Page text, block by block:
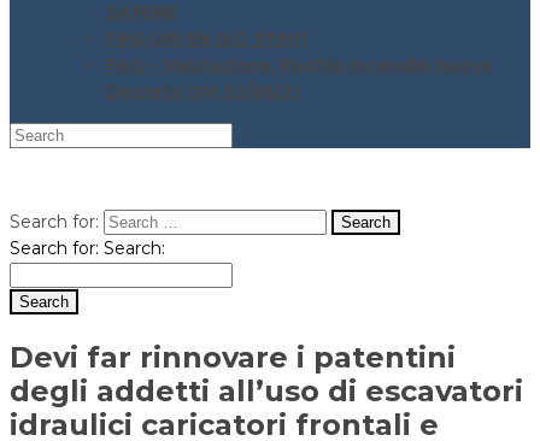
SAPERE
FAQ UNI EN ISO 37001
FAQ – Valutazione Rischio incendio nuovo
Decreto DM 03/06/21
Search for:
Search for: Search:
Devi far rinnovare i patentini
degli addetti all’uso di escavatori
idraulici caricatori frontali e